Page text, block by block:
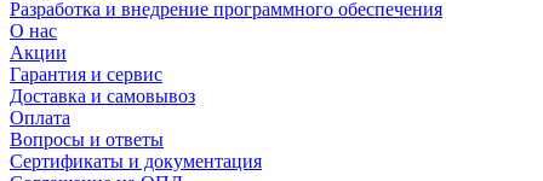
Разработка и внедрение программного обеспечения
О нас
Акции
Гарантия и сервис
Доставка и самовывоз
Оплата
Вопросы и ответы
Сертификаты и документация